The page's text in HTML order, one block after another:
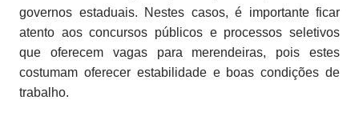
governos estaduais. Nestes casos, é importante ficar
atento aos concursos públicos e processos seletivos
que oferecem vagas para merendeiras, pois estes
costumam oferecer estabilidade e boas condições de
trabalho.